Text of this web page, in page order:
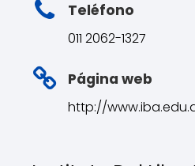
Teléfono
011 2062-1327
Página web
http://